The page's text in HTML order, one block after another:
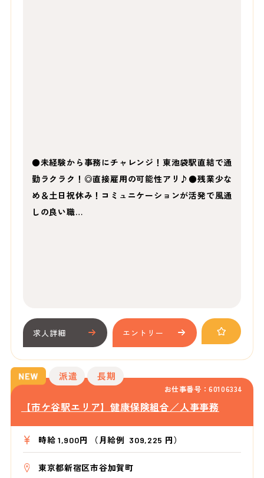
●未経験から事務にチャレンジ！東池袋駅直結で通
勤ラクラク！◎直接雇用の可能性アリ♪●残業少な
め＆土日祝休み！コミュニケーションが活発で風通
しの良い職…
求人詳細 エントリー
お仕事番号：60106334
派遣 長期
【市ケ谷駅エリア】健康保険組合／人事事務
時給 1,900円 （月給例 309,225 円）
東京都新宿区市谷加賀町